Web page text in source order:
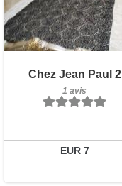
Chez Jean Paul 2
1 avis
EUR 7
1 avis
Détails
Réserver